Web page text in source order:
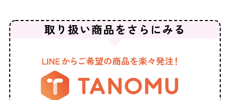
取り扱い商品をさらにみる